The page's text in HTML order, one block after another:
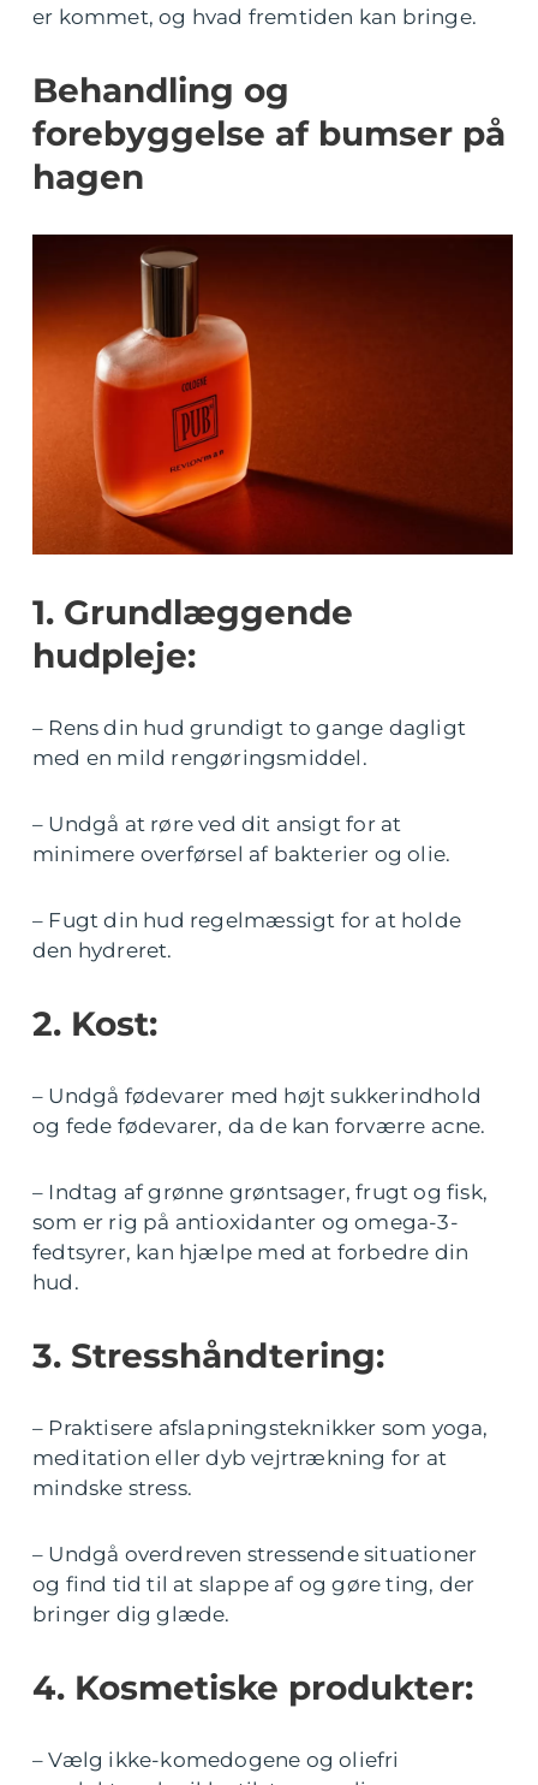
er kommet, og hvad fremtiden kan bringe.
Behandling og
forebyggelse af bumser på
hagen
1. Grundlæggende
hudpleje:
– Rens din hud grundigt to gange dagligt
med en mild rengøringsmiddel.
– Undgå at røre ved dit ansigt for at
minimere overførsel af bakterier og olie.
– Fugt din hud regelmæssigt for at holde
den hydreret.
2. Kost:
– Undgå fødevarer med højt sukkerindhold
og fede fødevarer, da de kan forværre acne.
– Indtag af grønne grøntsager, frugt og fisk,
som er rig på antioxidanter og omega-3-
fedtsyrer, kan hjælpe med at forbedre din
hud.
3. Stresshåndtering:
– Praktisere afslapningsteknikker som yoga,
meditation eller dyb vejrtrækning for at
mindske stress.
– Undgå overdreven stressende situationer
og find tid til at slappe af og gøre ting, der
bringer dig glæde.
4. Kosmetiske produkter:
– Vælg ikke-komedogene og oliefri